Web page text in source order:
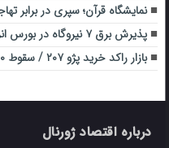
نمایشگاه قرآن؛ سپری در برابر
پذیرش برق ۷ نیروگاه در بورس انرژی
بازار راکد خرید پژو ۲۰۷ / سقوط ۳۳۰ تا ۴۳۰ میلیونی! + جدول
درباره اقتصاد ژورنال